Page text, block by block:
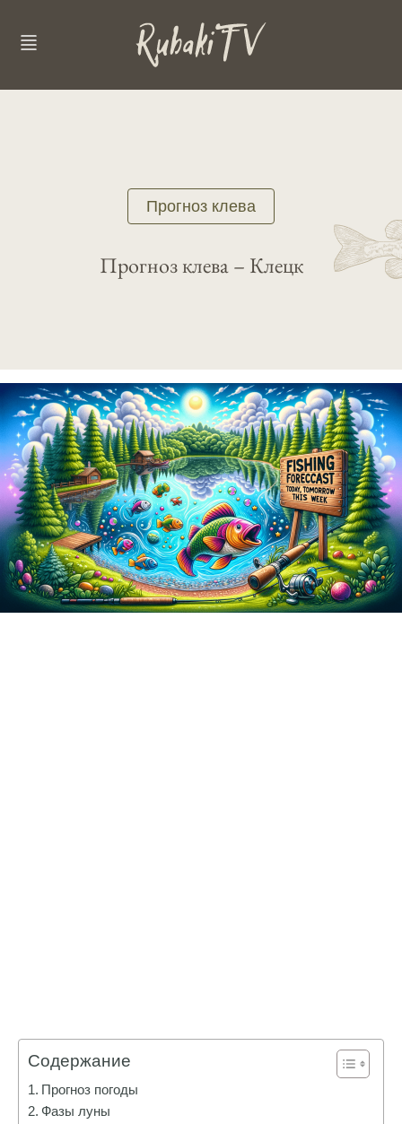
Прогноз клева
Прогноз клева – Клецк
Содержание
Прогноз погоды
Фазы луны